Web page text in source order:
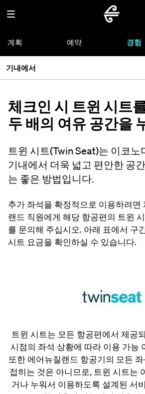
계획 예약 경험
기내에서
체크인 시 트윈 시트
두 배의 여유 공간을
트윈 시트(Twin Seat)는 이코노
기내에서 더욱 넓고 편안한 공
는 좋은 방법입니다.
추가 좌석을 확정적으로 이용하려면
랜드 직원에게 해당 항공편의 트윈
를 문의해 주십시오. 아래 표에서 구
시트 요금을 확인하실 수 있습니다.
트윈 시트는 모든 항공편에서 제공
시점의 좌석 상황에 따라 이용 가능
또한 에어뉴질랜드 항공기의 모든
접히는 것은 아니므로, 트윈 시트는
거나 누워서 이용하도록 설계된 서